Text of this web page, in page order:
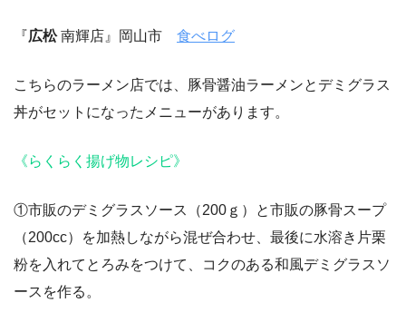
『広松南輝店』岡山市 食べログ
こちらのラーメン店では、豚骨醤油ラーメンとデミグラス
丼がセットになったメニューがあります。
《らくらく揚げ物レシピ》
①市販のデミグラスソース（200ｇ）と市販の豚骨スープ
（200cc）を加熱しながら混ぜ合わせ、最後に水溶き片栗
粉を入れてとろみをつけて、コクのある和風デミグラスソ
ースを作る。